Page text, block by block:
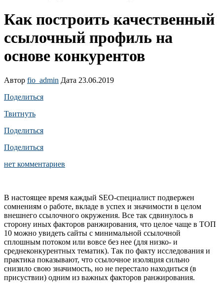
Как построить качественный
ссылочный профиль на
основе конкурентов
Автор fio_admin Дата 23.06.2019
Поделиться
Твитнуть
Поделиться
Поделиться
нет комментариев
В настоящее время каждый SEO-специалист подвержен
сомнениям о работе, вкладе в успех и значимости в целом
внешнего ссылочного окружения. Все так сдвинулось в
сторону иных факторов ранжирования, что целое чаще в ТОП
10 можно увидеть сайты с минимальной ссылочной
сплошным потоком или вовсе без нее (для низко- и
среднеконкурентных тематик). Так по факту исследования и
практика показывают, что ссылочное изоляция сильно
снизило свою значимость, но не перестало находиться (в
присуствии) одним из важных факторов ранжирования.